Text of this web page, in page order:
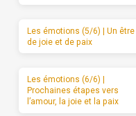
Les émotions (5/6) | Un être
de joie et de paix
Les émotions (6/6) |
Prochaines étapes vers
l’amour, la joie et la paix